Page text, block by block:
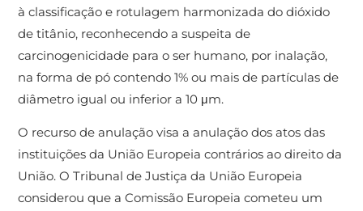
à classificação e rotulagem harmonizada do dióxido
de titânio, reconhecendo a suspeita de
carcinogenicidade para o ser humano, por inalação,
na forma de pó contendo 1% ou mais de partículas de
diâmetro igual ou inferior a 10 μm.
O recurso de anulação visa a anulação dos atos das
instituições da União Europeia contrários ao direito da
União. O Tribunal de Justiça da União Europeia
considerou que a Comissão Europeia cometeu um